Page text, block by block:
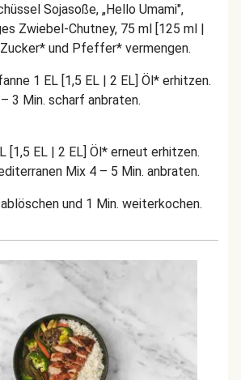
Sojasoße, „Hello Umami",
Zwiebel-Chutney, 75 ml [125 ml |
und Pfeffer* vermengen.
1 EL [1,5 EL | 2 EL] Öl* erhitzen.
3 Min. scharf anbraten.
[1,5 EL | 2 EL] Öl* erneut erhitzen.
Mix 4 – 5 Min. anbraten.
und 1 Min. weiterkochen.